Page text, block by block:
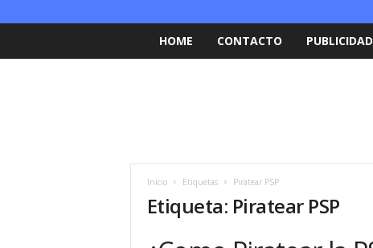
HOME CONTACTO PUBLICIDAD
Inicio Etiquetas Piratear PSP
Etiqueta: Piratear PSP